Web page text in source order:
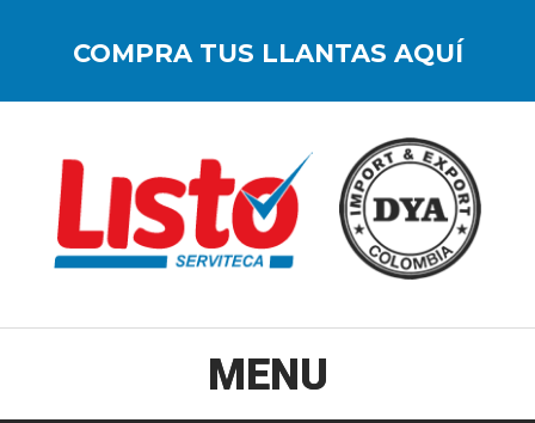
COMPRA TUS LLANTAS AQUÍ